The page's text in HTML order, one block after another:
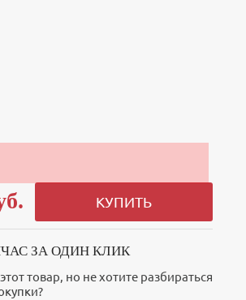
КУПИТЬ
ЗА ОДИН КЛИК
товар, но не хотите разбираться